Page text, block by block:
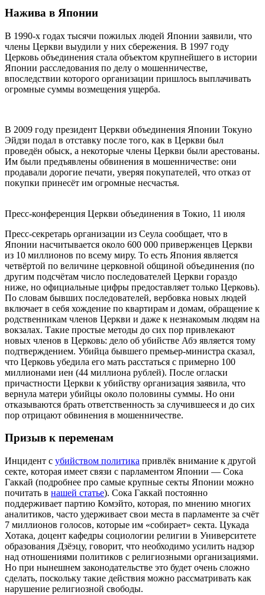
Нажива в Японии
В 1990-х годах тысячи пожилых людей Японии заявили, что
члены Церкви выудили у них сбережения. В 1997 году
Церковь объединения стала объектом крупнейшего в истории
Японии расследования по делу о мошенничестве,
впоследствии которого организации пришлось выплачивать
огромные суммы возмещения ущерба.
В 2009 году президент Церкви объединения Японии Токуно
Эйдзи подал в отставку после того, как в Церкви был
проведён обыск, а некоторые члены Церкви были арестованы.
Им были предъявлены обвинения в мошенничестве: они
продавали дорогие печати, уверяя покупателей, что отказ от
покупки принесёт им огромные несчастья.
Пресс-конференция Церкви объединения в Токио, 11 июля
Пресс-секретарь организации из Сеула сообщает, что в
Японии насчитывается около 600 000 приверженцев Церкви
из 10 миллионов по всему миру. То есть Япония является
четвёртой по величине церковной общиной объединения (по
другим подсчётам число последователей Церкви гораздо
ниже, но официальные цифры предоставляет только Церковь).
По словам бывших последователей, вербовка новых людей
включает в себя хождение по квартирам и домам, обращение к
родственникам членов Церкви и даже к незнакомым людям на
вокзалах. Такие простые методы до сих пор привлекают
новых членов в Церковь: дело об убийстве Абэ является тому
подтверждением. Убийца бывшего премьер-министра сказал,
что Церковь убедила его мать расстаться с примерно 100
миллионами иен (44 миллиона рублей). После огласки
причастности Церкви к убийству организация заявила, что
вернула матери убийцы около половины суммы. Но они
отказываются брать ответственность за случившееся и до сих
пор отрицают обвинения в мошенничестве.
Призыв к переменам
Инцидент с убийством политика привлёк внимание к другой
секте, которая имеет связи с парламентом Японии — Сока
Гаккай (подробнее про самые крупные секты Японии можно
почитать в нашей статье). Сока Гаккай постоянно
поддерживает партию Комэйто, которая, по мнению многих
аналитиков, часто удерживает свои места в парламенте за счёт
7 миллионов голосов, которые им «собирает» секта. Цукада
Хотака, доцент кафедры социологии религии в Университете
образования Дзёэцу, говорит, что необходимо усилить надзор
над отношениями политиков с религиозными организациями.
Но при нынешнем законодательстве это будет очень сложно
сделать, поскольку такие действия можно рассматривать как
нарушение религиозной свободы.